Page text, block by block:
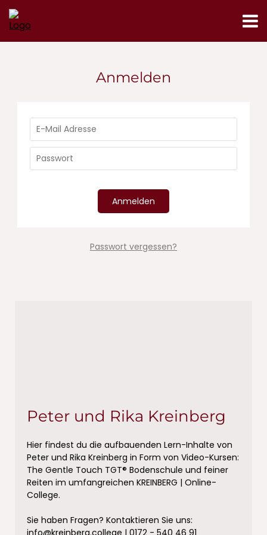
Anmelden
Anmelden
Passwort vergessen?
Peter und Rika Kreinberg
Hier findest du die aufbauenden Lern-Inhalte von
Peter und Rika Kreinberg in Form von Video-Kursen:
The Gentle Touch TGT® Bodenschule und feiner
Reiten im umfangreichen KREINBERG | Online-
College.
Sie haben Fragen? Kontaktieren Sie uns:
info@kreinberg.college | 0172 - 540 46 91